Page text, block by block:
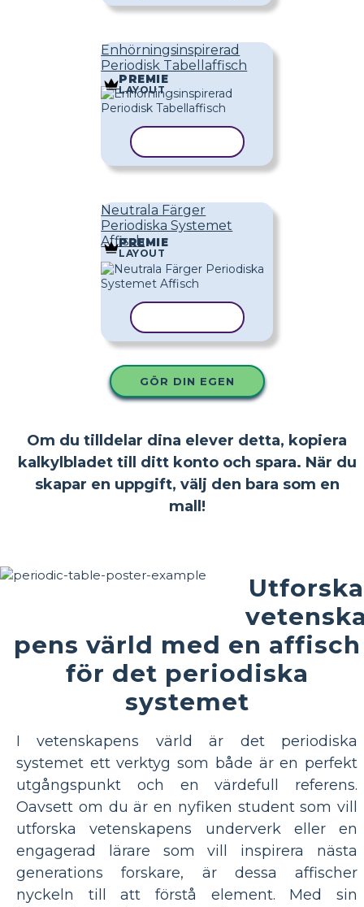
Enhörningsinspirerad
Periodisk Tabellaffisch
PREMIE
LAYOUT
Neutrala Färger
Periodiska Systemet
Affisch
PREMIE
LAYOUT
GÖR DIN EGEN
Om du tilldelar dina elever detta, kopiera
kalkylbladet till ditt konto och spara. När du
skapar en uppgift, välj den bara som en
mall!
Utforska
pens värld med en affisch
för det periodiska
systemet
I vetenskapens värld är det periodiska
systemet ett verktyg som både är en perfekt
utgångspunkt och en värdefull referens.
Oavsett om du är en nyfiken student som vill
utforska vetenskapens underverk eller en
engagerad lärare som vill inspirera nästa
generations forskare, är dessa affischer
nyckeln till att förstå element. Med sin